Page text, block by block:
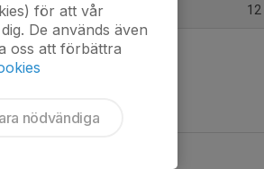
Hammers HC 12
för att vår
De används även
oss att förbättra
nödvändiga